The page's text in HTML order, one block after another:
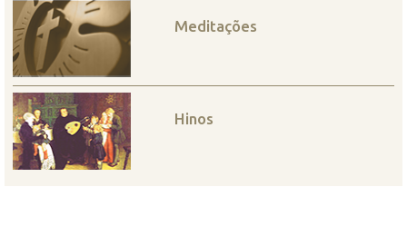
Meditações
Hinos